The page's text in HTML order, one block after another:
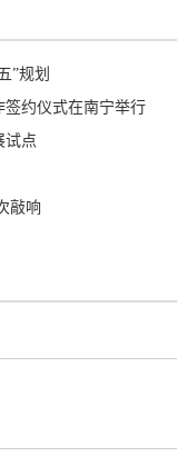
”规划
约仪式在南宁举行
试点
敲响